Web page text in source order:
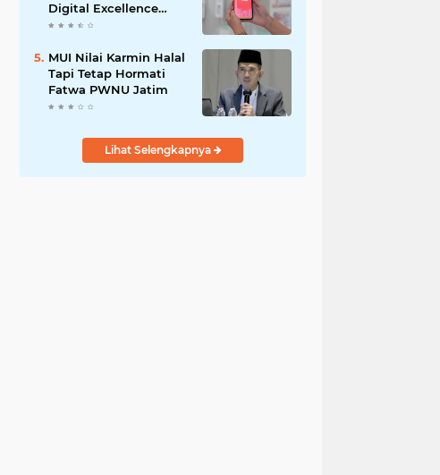
Digital Excellence
Awards 2026
MUI Nilai Karmin Halal
Tapi Tetap Hormati
Fatwa PWNU Jatim
Lihat Selengkapnya